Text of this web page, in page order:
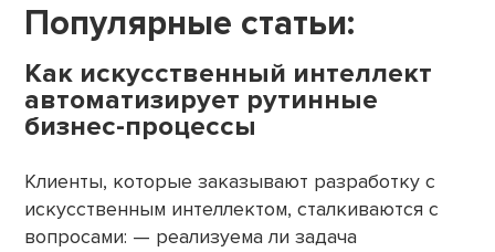
Популярные статьи:
Как искусственный интеллект
автоматизирует рутинные
бизнес-процессы
Клиенты, которые заказывают разработку с
искусственным интеллектом, сталкиваются с
вопросами: — реализуема ли задача